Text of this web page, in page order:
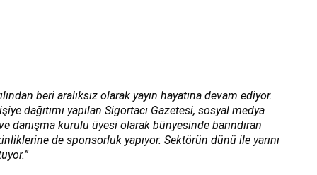
beri aralıksız olarak yayın hayatına devam ediyor.
dağıtımı yapılan Sigortacı Gazetesi, sosyal medya
danışma kurulu üyesi olarak bünyesinde barındıran
de sponsorluk yapıyor. Sektörün dünü ile yarını